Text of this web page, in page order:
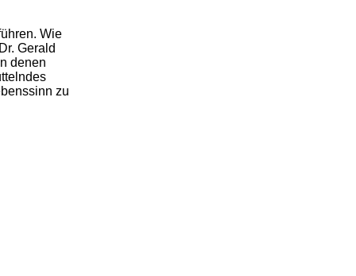
Wie
Gerald
denen
zu